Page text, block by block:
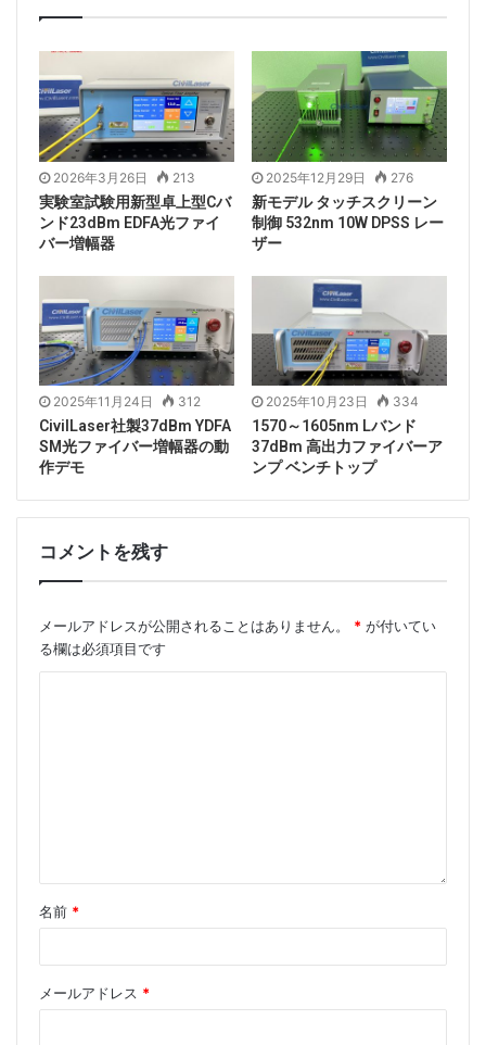
1550nm レーザー光源のスペクトル。
2026年3月26日 213
実験室試験用新型卓上型Cバ
ンド23dBm EDFA光ファイ
バー増幅器
2025年12月29日 276
新モデル タッチスクリーン
制御 532nm 10W DPSS レー
ザー
2025年11月24日 312
CivilLaser社製37dBm YDFA
SM光ファイバー増幅器の動
作デモ
2025年10月23日 334
1570～1605nm Lバンド
37dBm 高出力ファイバーア
ンプ ベンチトップ
コメントを残す
メールアドレスが公開されることはありません。 * が付いてい
る欄は必須項目です
名前 *
メールアドレス *